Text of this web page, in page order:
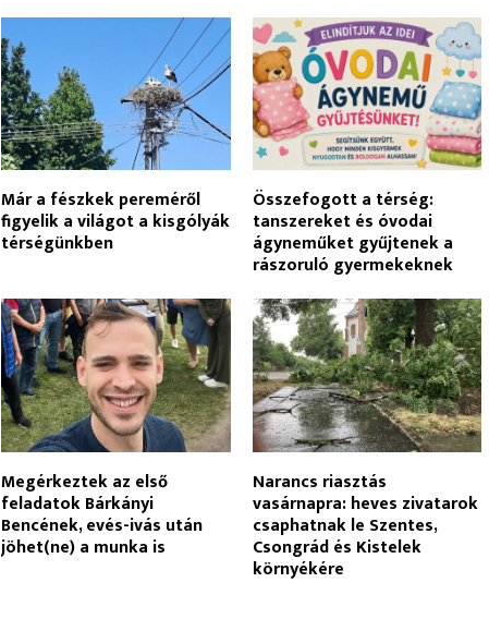
Már a fészkek pereméről
figyelik a világot a kisgólyák
térségünkben
Összefogott a térség:
tanszereket és óvodai
ágyneműket gyűjtenek a
rászoruló gyermekeknek
Megérkeztek az első
feladatok Bárkányi
Bencének, evés-ivás után
jöhet(ne) a munka is
Narancs riasztás
vasárnapra: heves zivatarok
csaphatnak le Szentes,
Csongrád és Kistelek
környékére